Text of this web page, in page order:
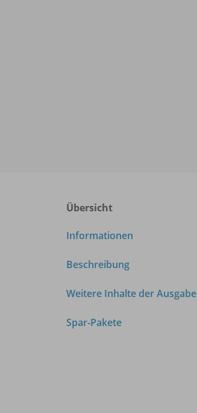
Übersicht
Informationen
Beschreibung
Weitere Inhalte der Ausgabe
Spar-Pakete